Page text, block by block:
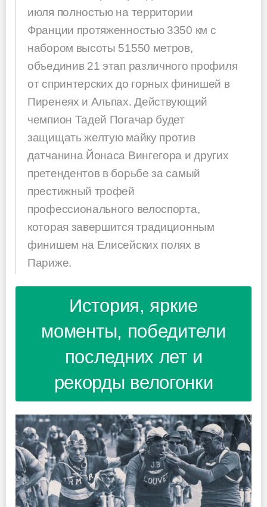
июля полностью на территории
Франции протяженностью 3350 км с
набором высоты 51550 метров,
объединив 21 этап различного профиля
от спринтерских до горных финишей в
Пиренеях и Альпах. Действующий
чемпион Тадей Погачар будет
защищать желтую майку против
датчанина Йонаса Вингегора и других
претендентов в борьбе за самый
престижный трофей
профессионального велоспорта,
которая завершится традиционным
финишем на Елисейских полях в
Париже.
История, яркие
моменты, победители
последних лет и
рекорды велогонки